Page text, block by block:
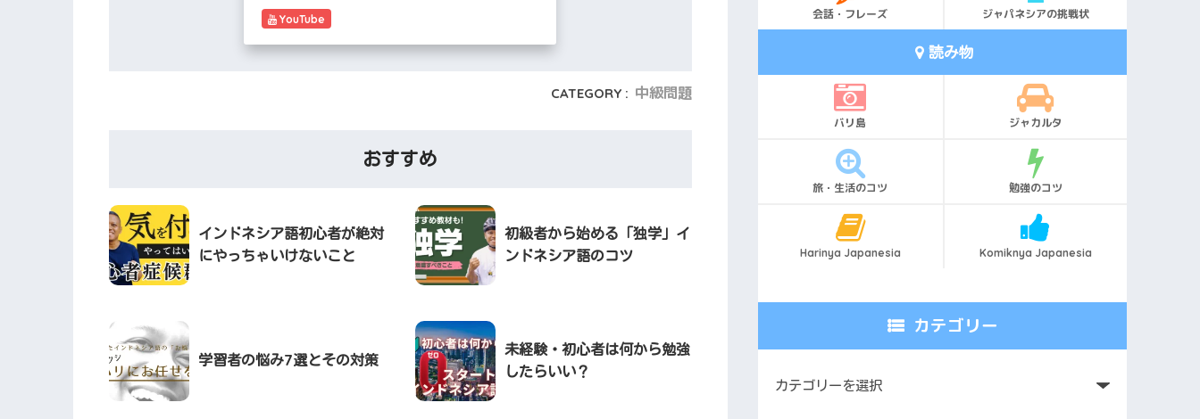
YouTube
CATEGORY : 中級問題
おすすめ
インドネシア語初心者が絶対
にやっちゃいけないこと
初級者から始める「独学」イ
ンドネシア語のコツ
学習者の悩み7選とその対策
未経験・初心者は何から勉強
したらいい？
会話・フレーズ ジャパネシアの挑戦状
読み物
バリ島 ジャカルタ
旅・生活のコツ 勉強のコツ
Harinya Japanesia Komiknya Japanesia
カテゴリー